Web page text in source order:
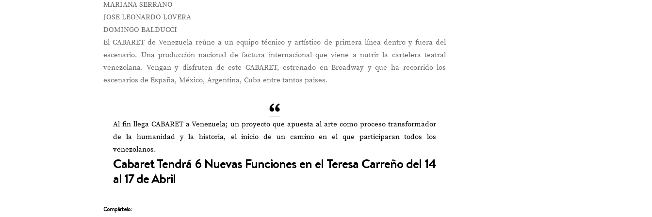
MARIANA SERRANO
JOSE LEONARDO LOVERA
DOMINGO BALDUCCI
El CABARET de Venezuela reúne a un equipo técnico y artístico de primera línea dentro y fuera del
escenario. Una producción nacional de factura internacional que viene a nutrir la cartelera teatral
venezolana. Vengan y disfruten de este CABARET, estrenado en Broadway y que ha recorrido los
escenarios de España, México, Argentina, Cuba entre tantos paises.
Al fin llega CABARET a Venezuela; un proyecto que apuesta al arte como proceso transformador
de la humanidad y la historia, el inicio de un camino en el que participaran todos los
venezolanos.
Cabaret Tendrá 6 Nuevas Funciones en el Teresa Carreño del 14
al 17 de Abril
Compártelo: